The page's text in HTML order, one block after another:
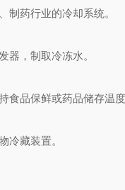
制药行业的冷却系统。
器，制取冷冻水。
食品保鲜或药品储存温度
冷藏装置。